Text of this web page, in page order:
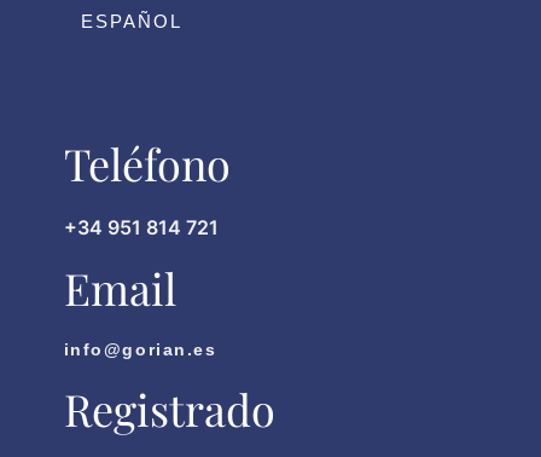
ESPAÑOL
Teléfono
+34 951 814 721
Email
info@gorian.es
Registrado